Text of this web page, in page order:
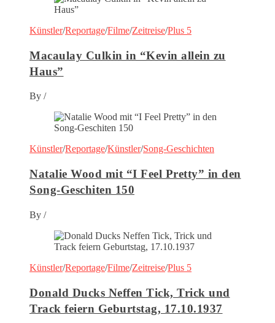
Künstler/Reportage/Filme/Zeitreise/Plus 5
Macaulay Culkin in “Kevin allein zu
Haus”
By /
Künstler/Reportage/Künstler/Song-Geschichten
Natalie Wood mit “I Feel Pretty” in den
Song-Geschiten 150
By /
Künstler/Reportage/Filme/Zeitreise/Plus 5
Donald Ducks Neffen Tick, Trick und
Track feiern Geburtstag, 17.10.1937